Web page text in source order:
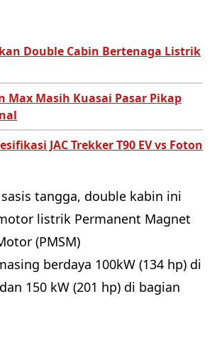
Double Cabin Bertenaga Listrik
Max Masih Kuasai Pasar Pikap
JAC Trekker T90 EV vs Foton
tangga, double kabin ini
listrik Permanent Magnet
(PMSM)
berdaya 100kW (134 hp) di
150 kW (201 hp) di bagian